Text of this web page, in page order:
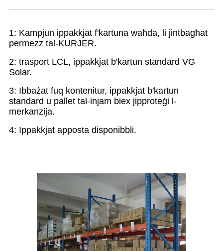
1: Kampjun ippakkjat f'kartuna waħda, li jintbagħat
permezz tal-KURJER.
2: trasport LCL, ippakkjat b'kartun standard VG
Solar.
3: Ibbażat fuq kontenitur, ippakkjat b'kartun
standard u pallet tal-injam biex jipproteġi l-
merkanzija.
4: Ippakkjat apposta disponibbli.